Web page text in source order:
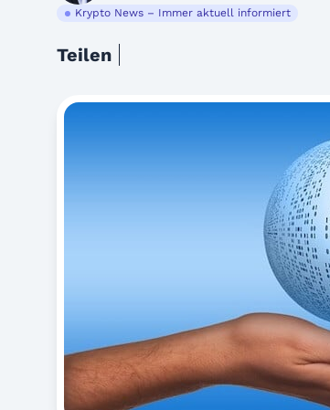
Krypto News – Immer aktuell informiert
Teilen